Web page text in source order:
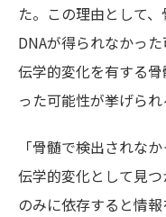
た。この理由として
DNAが得られなかっ
伝学的変化を有する
った可能性が挙げら
「骨髄で検出されな
伝学的変化として見
のみに依存すると情